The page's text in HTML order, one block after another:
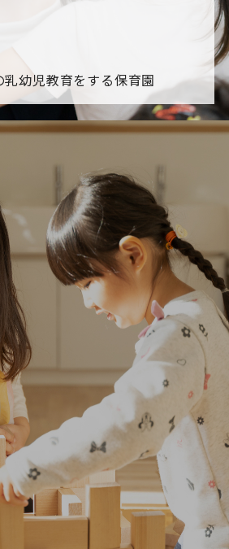
幼児教育をする保育園
トルスター保育園が紹介されま
ース作り～にじ組～2026.08.0